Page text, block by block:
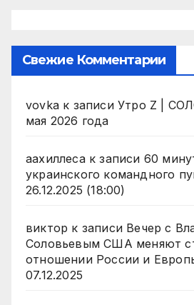
Свежие Комментарии
vovka к записи Утро Z |
мая 2026 года
аахиллесак записи 60
украинского командного
26.12.2025 (18:00)
виктор к записи Вечер с
Соловьевым США меняют
отношении России и
07.12.2025